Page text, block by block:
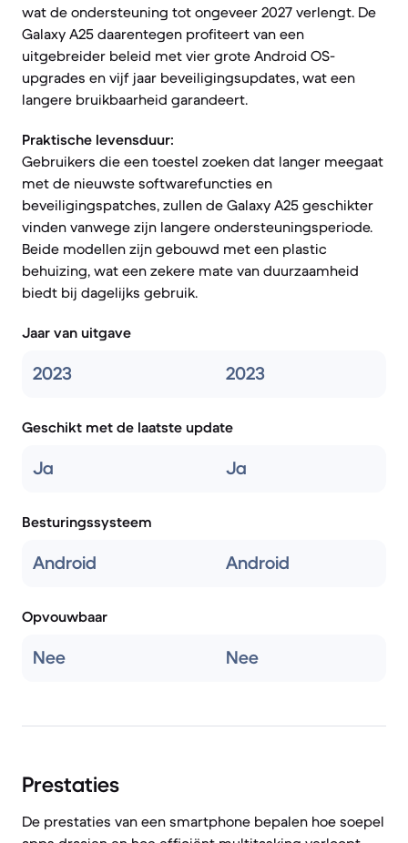
wat de ondersteuning tot ongeveer 2027 verlengt. De
Galaxy A25 daarentegen profiteert van een
uitgebreider beleid met vier grote Android OS-
upgrades en vijf jaar beveiligingsupdates, wat een
langere bruikbaarheid garandeert.
Praktische levensduur:
Gebruikers die een toestel zoeken dat langer meegaat
met de nieuwste softwarefuncties en
beveiligingspatches, zullen de Galaxy A25 geschikter
vinden vanwege zijn langere ondersteuningsperiode.
Beide modellen zijn gebouwd met een plastic
behuizing, wat een zekere mate van duurzaamheid
biedt bij dagelijks gebruik.
Jaar van uitgave
2023 2023
Geschikt met de laatste update
Ja Ja
Besturingssysteem
Android Android
Opvouwbaar
Nee Nee
Prestaties
De prestaties van een smartphone bepalen hoe soepel